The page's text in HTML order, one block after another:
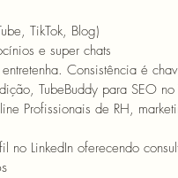
TikTok, Blog)
e super chats
Consistência é
TubeBuddy para SEO no
Profissionais de RH,
no LinkedIn oferecendo